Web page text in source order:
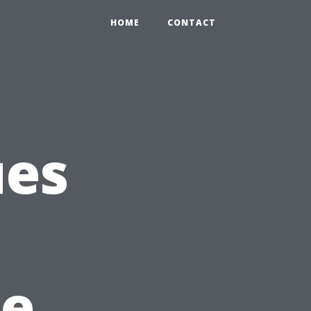
HOME CONTACT